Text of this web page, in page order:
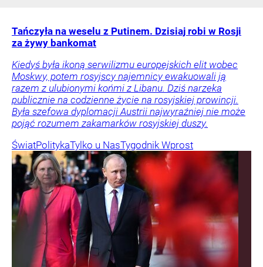
Tańczyła na weselu z Putinem. Dzisiaj robi w Rosji
za żywy bankomat
Kiedyś była ikoną serwilizmu europejskich elit wobec
Moskwy, potem rosyjscy najemnicy ewakuowali ją
razem z ulubionymi końmi z Libanu. Dziś narzeka
publicznie na codzienne życie na rosyjskiej prowincji.
Była szefowa dyplomacji Austrii najwyraźniej nie może
pojąć rozumem zakamarków rosyjskiej duszy.
ŚwiatPolitykaTylko u NasTygodnik Wprost